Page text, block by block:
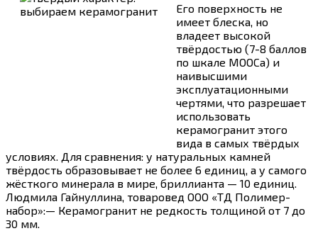
Его поверхность не
имеет блеска, но
владеет высокой
твёрдостью (7-8 баллов
по шкале МООСа) и
наивысшими
эксплуатационными
чертями, что разрешает
использовать
керамогранит этого
вида в самых твёрдых
условиях. Для сравнения: у натуральных камней
твёрдость образовывает не более 6 единиц, а у самого
жёсткого минерала в мире, бриллианта — 10 единиц.
Людмила Гайнуллина, товаровед ООО «ТД Полимер-
набор»:— Керамогранит не редкость толщиной от 7 до
30 мм.